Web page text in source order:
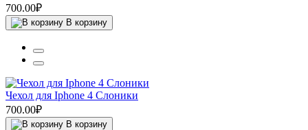
700.00₽
В корзину
Чехол для Iphone 4 Слоники
700.00₽
В корзину